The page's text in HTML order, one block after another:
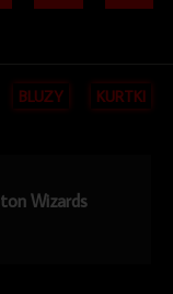
BLUZY KURTKI
Wizards